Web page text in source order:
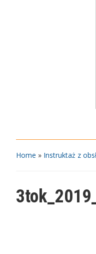
Home » Instruktaż z